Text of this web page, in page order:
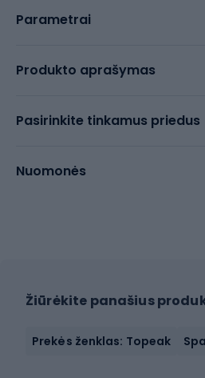
Parametrai
Produkto aprašymas
Pasirinkite tinkamus priedus
Nuomonės
Žiūrėkite panašius
Prekės ženklas: Topeak